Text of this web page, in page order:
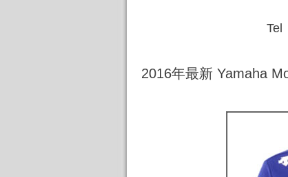
Tel
2016年最新 Yamaha